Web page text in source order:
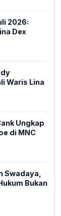
2026:
Dex
Waris Lina
Ungkap
di MNC
Swadaya,
Bukan